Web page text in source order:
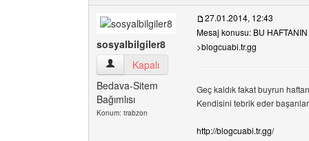
sosyalbilgiler8
sosyalbilgiler8 Kullanıcının profilini görüntüle
Kapalı
Bedava-Sitem
Bağımlısı
Konum: trabzon
27.01.2014, 12:43
Mesaj konusu: BU
>blogcuabi.tr.gg
Geç kaldık fakat buyrun
Kendisini tebrik eder
http://blogcuabi.tr.gg/